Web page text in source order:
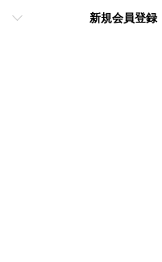
新規会員登録